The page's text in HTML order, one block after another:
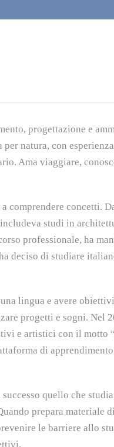
progettazione e
natura, con
Ama viaggiare,
comprendere concetti.
studi in
professionale, ha
deciso di studiare
lingua e avere
progetti e sogni. Nel
e artistici con il motto
di
quello che
prepara materiale
le barriere allo